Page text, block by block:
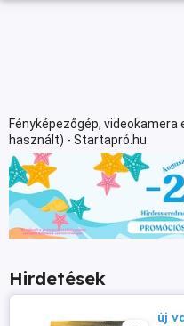
Fényképezőgép, videokamera
használt) - Startapró.hu
Hirdetések
új